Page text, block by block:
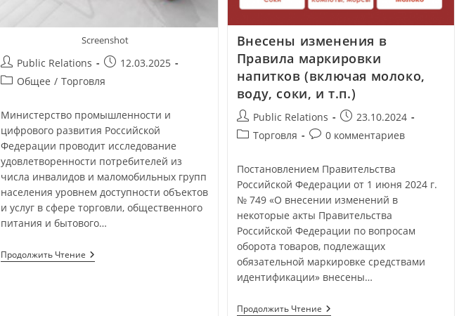
Screenshot
Public Relations
12.03.2025
Общее / Торговля
Министерство промышленности и
цифрового развития Российской
Федерации проводит исследование
удовлетворенности потребителей из
числа инвалидов и маломобильных групп
населения уровнем доступности объектов
и услуг в сфере торговли, общественного
питания и бытового…
Продолжить Чтение
Внесены изменения в
Правила маркировки
напитков (включая молоко,
воду, соки, и т.п.)
Public Relations
23.10.2024
Торговля
0 комментариев
Постановлением Правительства
Российской Федерации от 1 июня 2024 г.
№ 749 «О внесении изменений в
некоторые акты Правительства
Российской Федерации по вопросам
оборота товаров, подлежащих
обязательной маркировке средствами
идентификации» внесены…
Продолжить Чтение